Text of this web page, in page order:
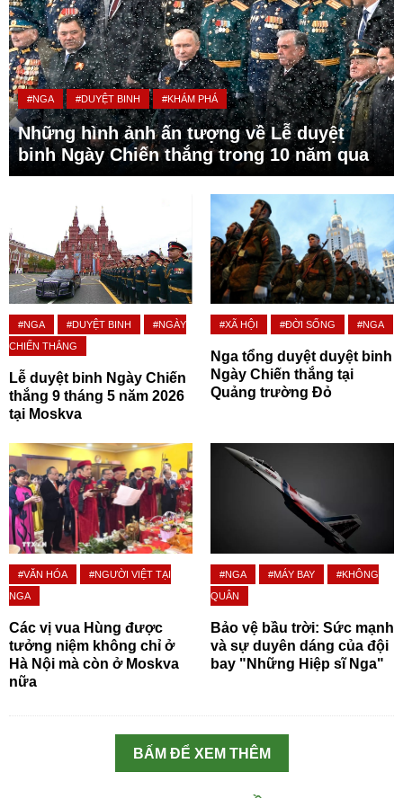
#NGA #DUYỆT BINH #KHÁM PHÁ
Những hình ảnh ấn tượng về Lễ duyệt
binh Ngày Chiến thắng trong 10 năm qua
#NGA #DUYỆT BINH
#NGÀY
CHIẾN THẮNG
Lễ duyệt binh Ngày Chiến
thắng 9 tháng 5 năm 2026
tại Moskva
#XÃ HỘI #ĐỜI SỐNG #NGA
Nga tổng duyệt duyệt binh
Ngày Chiến thắng tại
Quảng trường Đỏ
#VĂN HÓA
#NGƯỜI VIỆT TẠI
NGA
Các vị vua Hùng được
tưởng niệm không chỉ ở
Hà Nội mà còn ở Moskva
nữa
#NGA #MÁY BAY
#KHÔNG
QUÂN
Bảo vệ bầu trời: Sức mạnh
và sự duyên dáng của đội
bay "Những Hiệp sĩ Nga"
BẤM ĐỂ XEM THÊM